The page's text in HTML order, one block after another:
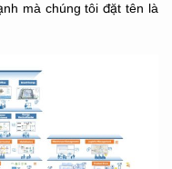
mà chúng tôi đặt tên là